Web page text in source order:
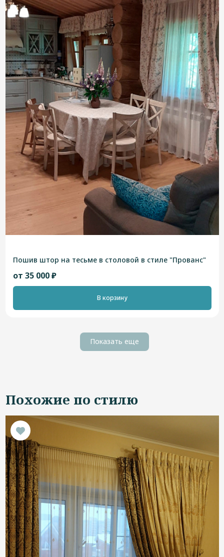
Пошив штор на тесьме в столовой в стиле "Прованс"
от 35 000 ₽
В корзину
Показать еще
Похожие по стилю